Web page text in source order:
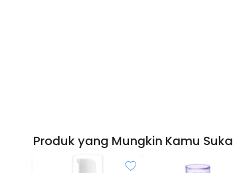
Produk yang Mungkin Kamu Suka